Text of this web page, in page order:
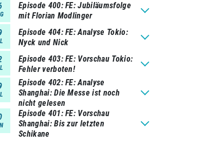
Episode 400 FE: Jubiläumsfolge
mit Florian Modlinger
Episode 404 FE: Analyse Tokio:
Nyck und Nick
Episode 403 FE: Vorschau Tokio:
Fehler verboten!
Episode 402 FE: Analyse
Shanghai: Die Messe ist noch
nicht gelesen
Episode 401 FE: Vorschau
Shanghai: Bis zur letzten
Schikane